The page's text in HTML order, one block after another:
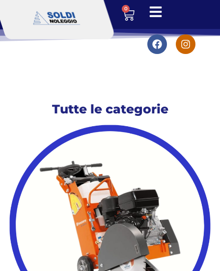
0
Tutte le categorie